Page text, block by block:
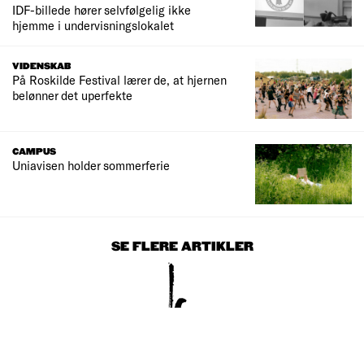
IDF-billede hører selvfølgelig ikke
hjemme i undervisningslokalet
VIDENSKAB
På Roskilde Festival lærer de, at hjernen
belønner det uperfekte
CAMPUS
Uniavisen holder sommerferie
SE FLERE ARTIKLER